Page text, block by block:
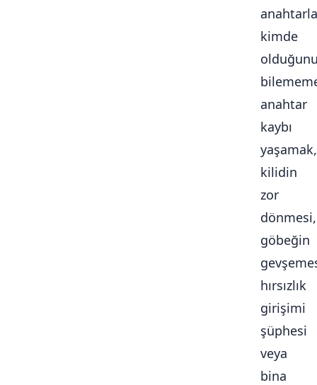
kimde
anahtar
kaybı
yaşamak,
kilidin
zor
dönmesi,
göbeğin
hırsızlık
girişimi
şüphesi
veya
bina